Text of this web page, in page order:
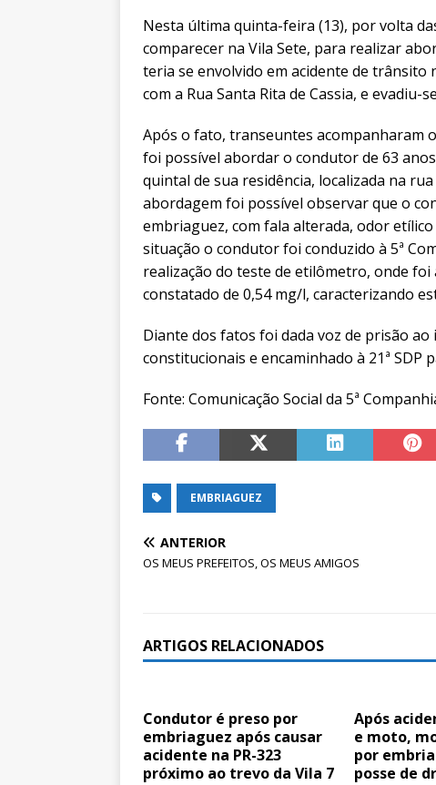
Nesta última quinta-feira (13), por volta
comparecer na Vila Sete, para realizar
teria se envolvido em acidente de trânsito
com a Rua Santa Rita de Cassia, e evadiu-
Após o fato, transeuntes acompanharam
foi possível abordar o condutor de 63
quintal de sua residência, localizada na
abordagem foi possível observar que o
embriaguez, com fala alterada, odor
situação o condutor foi conduzido à 5ª
realização do teste de etilômetro, onde
constatado de 0,54 mg/l, caracterizando
Diante dos fatos foi dada voz de prisão
constitucionais e encaminhado à 21ª SDP
Fonte: Comunicação Social da 5ª
EMBRIAGUEZ
ANTERIOR
OS MEUS PREFEITOS, OS MEUS AMIGOS
ARTIGOS RELACIONADOS
Condutor é preso por
embriaguez após causar
acidente na PR-323
próximo ao trevo da Vila 7
Após
e moto,
por
posse de